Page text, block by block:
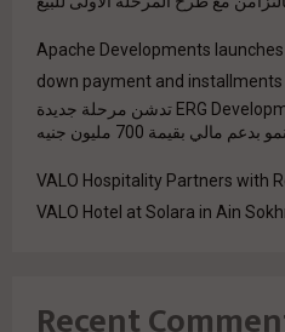
Apache Developments
down payment and installments
بعد إعادة هيكلة شاملة.. ERG Developments تدشن مرحلة جديدة
مالي بقيمة 700 مليون جنيه
VALO Hospitality Partners with
VALO Hotel at Solara in Ain